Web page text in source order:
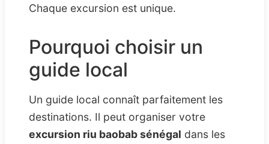
Chaque excursion est unique.
Pourquoi choisir un
guide local
Un guide local connaît parfaitement les
destinations. Il peut organiser votre
excursion riu baobab sénégal dans les